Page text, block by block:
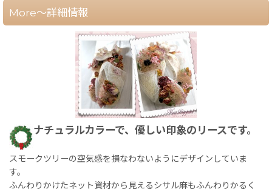
More～詳細情報
ナチュラルカラーで、優しい印象のリースです。
スモークツリーの空気感を損なわないようにデザインしていま
す。
ふんわりかけたネット資材から見えるシサル麻もふんわりかるく